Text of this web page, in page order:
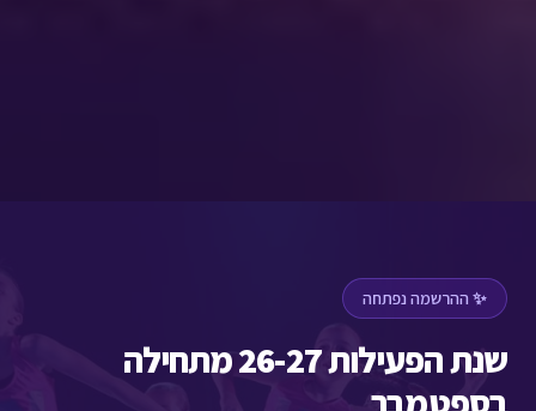
✨ ההרשמה נפתחה
שנת הפעילות 26-27 מתחילה